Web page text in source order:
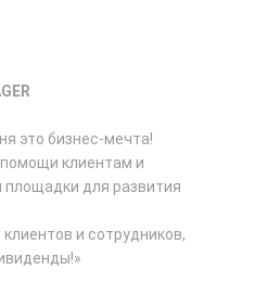
это бизнес-мечта!
клиентам и
площадки для развития
и сотрудников,